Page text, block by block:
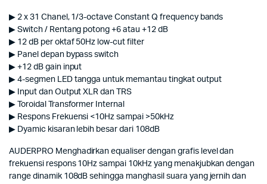
▶ 2 x 31 Chanel, 1/3-octave Constant Q frequency bands
▶ Switch / Rentang potong +6 atau +12 dB
▶ 12 dB per oktaf 50Hz low-cut filter
▶ Panel depan bypass switch
▶ +12 dB gain input
▶ 4-segmen LED tangga untuk memantau tingkat output
▶ Input dan Output XLR dan TRS
▶ Toroidal Transformer Internal
▶ Respons Frekuensi <10Hz sampai >50kHz
▶ Dyamic kisaran lebih besar dari 108dB
AUDERPRO Menghadirkan equaliser dengan grafis level dan
frekuensi respons 10Hz sampai 10kHz yang menakjubkan dengan
range dinamik 108dB sehingga manghasil suara yang jernih dan